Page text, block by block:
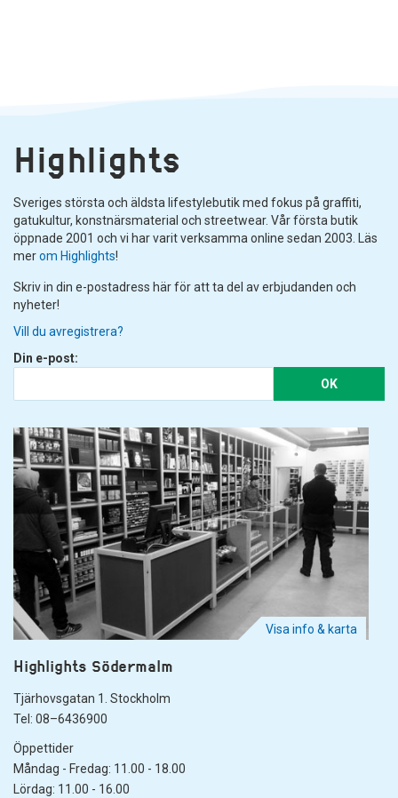
Highlights
Sveriges största och äldsta lifestylebutik med fokus på graffiti,
gatukultur, konstnärsmaterial och streetwear. Vår första butik
öppnade 2001 och vi har varit verksamma online sedan 2003. Läs
merom Highlights!
Skriv in din e-postadress här för att ta del av erbjudanden och
nyheter!
Vill du avregistrera?
Din e-post:
OK
Visa info & karta
Highlights Södermalm
Tjärhovsgatan 1. Stockholm
Tel: 08–6436900
Öppettider
Måndag - Fredag: 11.00 - 18.00
Lördag: 11.00 - 16.00